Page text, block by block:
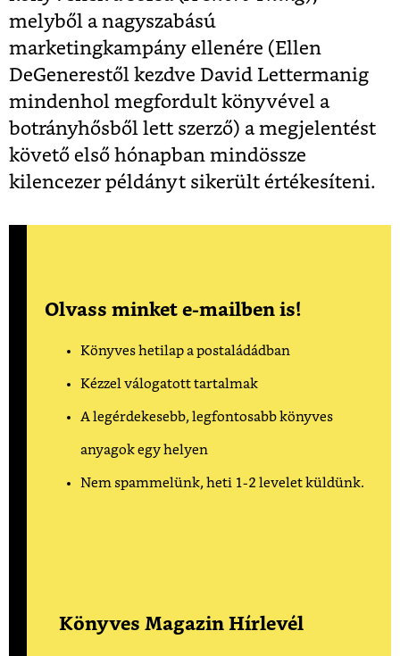
melyből a nagyszabású
marketingkampány ellenére (Ellen
DeGenerestől kezdve David Lettermanig
mindenhol megfordult könyvével a
botrányhősből lett szerző) a megjelentést
követő első hónapban mindössze
kilencezer példányt sikerült értékesíteni.
Olvass minket e-mailben is!
Könyves hetilap a postaládádban
Kézzel válogatott tartalmak
A legérdekesebb, legfontosabb könyves
anyagok egy helyen
Nem spammelünk, heti 1-2 levelet küldünk.
Könyves Magazin Hírlevél